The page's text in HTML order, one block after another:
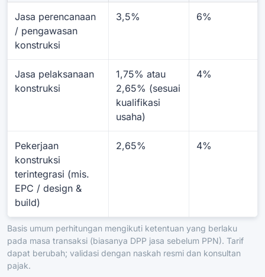
Jasa perencanaan
/ pengawasan
konstruksi
3,5% 6%
Jasa pelaksanaan
konstruksi
1,75% atau
2,65% (sesuai
kualifikasi
usaha)
4%
Pekerjaan
konstruksi
terintegrasi (mis.
EPC / design &
build)
2,65% 4%
Basis umum perhitungan mengikuti ketentuan yang berlaku
pada masa transaksi (biasanya DPP jasa sebelum PPN). Tarif
dapat berubah; validasi dengan naskah resmi dan konsultan
pajak.